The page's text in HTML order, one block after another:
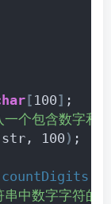
[ 100] ;
一个包含数字和
str, 100 ) ;
countDigits
串中数字字符的